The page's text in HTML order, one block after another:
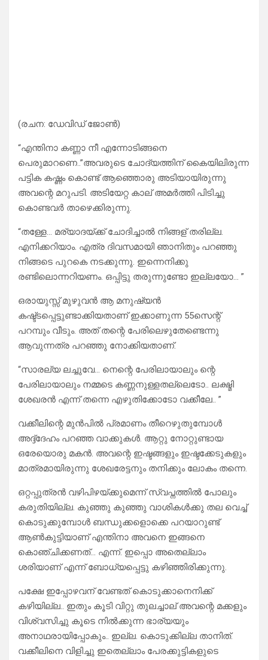
(രചന: ഡേവിഡ് ജോൺ)
“എന്തിനാ കണ്ണാ നീ എന്നോടിങ്ങനെ
പെരുമാറണെ..”അവരുടെ ചോദ്യത്തിന് കൈയിലിരുന്ന
പട്ടിക കഷ്ണം കൊണ്ട് ആഞ്ഞൊരു അടിയായിരുന്നു
അവന്റെ മറുപടി. അടിയേറ്റ കാല് അമർത്തി പിടിച്ചു
കൊണ്ടവർ താഴെക്കിരുന്നു.
“തള്ളേ… മര്യാദയ്ക്ക് ചോദിച്ചാൽ നിങ്ങള് തരില്ല.
എനിക്കറിയാം. എത്ര ദിവസമായി ഞാനിതും പറഞ്ഞു
നിങ്ങടെ പുറകെ നടക്കുന്നു. ഇന്നെനിക്കു
രണ്ടിലൊന്നറിയണം. ഒപ്പിട്ടു തരുന്നുണ്ടോ ഇല്ലയോ… ”
ഒരായുസ്സ് മുഴുവൻ ആ മനുഷ്യൻ
കഷ്ട്ടപ്പെട്ടുണ്ടാക്കിയതാണ് ഇക്കാണുന്ന 55സെന്റ്
പറമ്പും വീടും. അത് തന്റെ പേരിലെഴുതേണ്ടെന്നു
ആവുന്നത്ര പറഞ്ഞു നോക്കിയതാണ്.
“സാരല്യ ലച്ചുവേ… നെന്റെ പേരിലായാലും ന്റെ
പേരിലായാലും നമ്മടെ കണ്ണനുള്ളതല്ലെടോ.. ലക്ഷ്മി
ശേഖരൻ എന്ന് തന്നെ എഴുതിക്കോടോ വക്കീലേ.. ”
വക്കീലിന്റെ മുൻപിൽ പ്രമാണം തീറെഴുതുമ്പോൾ
അദ്ദ്ദേഹം പറഞ്ഞ വാക്കുകൾ. ആറ്റു നോറ്റുണ്ടായ
ഒരേയൊരു മകൻ. അവന്റെ ഇഷ്ടങ്ങളും ഇഷ്ടക്കേടുകളും
മാത്രമായിരുന്നു ശേഖരേട്ടനും തനിക്കും ലോകം തന്നെ.
ഒറ്റപ്പുത്രൻ വഴിപിഴയ്ക്കുമെന്ന് സ്വപ്നത്തിൽ പോലും
കരുതിയില്ല. കുഞ്ഞു കുഞ്ഞു വാശികൾക്കു തല വെച്ച്
കൊടുക്കുമ്പോൾ ബന്ധുക്കളൊക്കെ പറയാറുണ്ട്
ആൺകുട്ടിയാണ് എന്തിനാ അവനെ ഇങ്ങനെ
കൊഞ്ചിക്കണത്… എന്ന്. ഇപ്പൊ അതെല്ലാം
ശരിയാണ് എന്ന് ബോധ്യപ്പെട്ടു കഴിഞ്ഞിരിക്കുന്നു.
പക്ഷേ ഇപ്പോഴവന് വേണ്ടത് കൊടുക്കാനെനിക്ക്
കഴിയില്ല.. ഇതും കൂടി വിറ്റു തുലച്ചാല് അവന്റെ മക്കളും
വിശ്വസിച്ചു കൂടെ നിൽക്കുന്ന ഭാര്യയും
അനാഥരായിപ്പോകും.. ഇല്ല. കൊടുക്കില്ല താനിത്.
വക്കീലിനെ വിളിച്ചു ഇതെല്ലാം പേരക്കുട്ടികളുടെ